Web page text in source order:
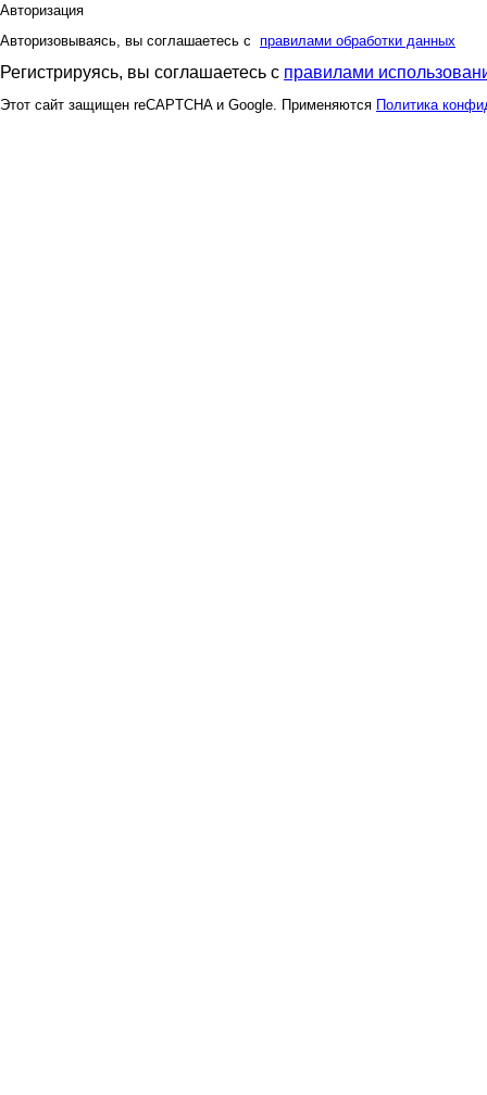
Авторизация
Авторизовываясь, вы соглашаетесь с правилами обработки данных
Регистрируясь, вы соглашаетесь с правилами
Этот сайт защищен reCAPTCHA и Google. Применяются Политика